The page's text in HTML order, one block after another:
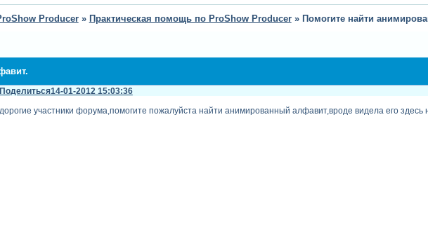
Producer » Практическая помощь по ProShow Producer » Помогите найти
Поделиться14-01-2012 15:03:36
дорогие участники форума,помогите пожалуйста найти анимированный алфавит,вроде видела его